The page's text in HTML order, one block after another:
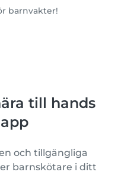
barnvakter!
till hands
och tillgängliga
barnskötare i ditt